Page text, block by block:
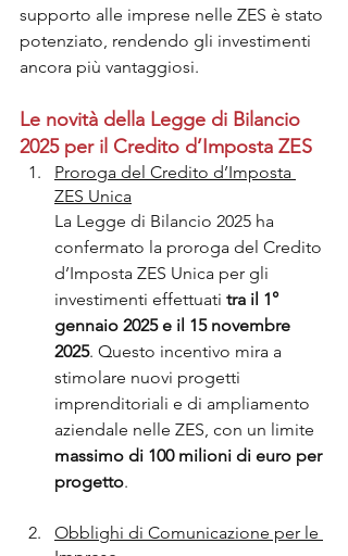
supporto alle imprese nelle ZES è stato
potenziato, rendendo gli investimenti
ancora più vantaggiosi.
Le novità della Legge di Bilancio
2025 per il Credito d’Imposta ZES
Proroga del Credito d’Imposta
ZES Unica
La Legge di Bilancio 2025 ha
confermato la proroga del Credito
d’Imposta ZES Unica per gli
investimenti effettuati tra il 1°
gennaio 2025 e il 15 novembre
2025. Questo incentivo mira a
stimolare nuovi progetti
imprenditoriali e di ampliamento
aziendale nelle ZES, con un limite
massimo di 100 milioni di euro per
progetto.
Obblighi di Comunicazione per le